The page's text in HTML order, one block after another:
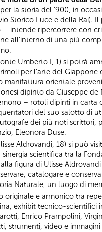
la storia del ‘900, in
Storico Luce e della
intende ripercorrere con
all’interno di una più
Umberto I, 1) si potrà
per l’arte del
orientale
dipinto da Giuseppe
– rotoli dipinti in
del suo salotto di
dei più noti scrittori,
Eleonora Duse.
Aldrovandi, 18) si può
scientifica tra la
figura di Ulisse
catalogare e
Naturale, un luogo di
originale e armonico tra
exhibit tecnico-
Enrico Prampolini,
strumenti, video e